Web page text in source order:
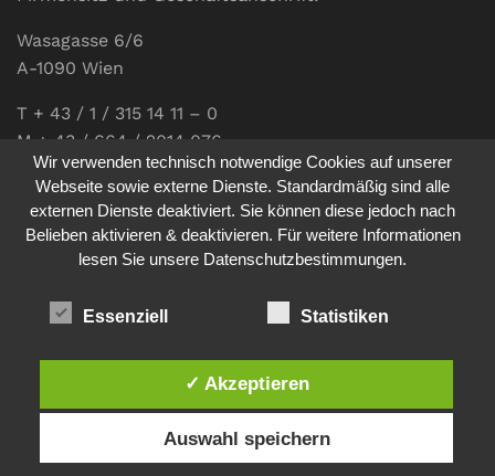
Wasagasse 6/6
A-1090 Wien
T + 43 / 1 / 315 14 11 – 0
M + 43 / 664 / 2014 076
E-Mail:office@communications.co.at
Homepage:www.communications.co.at
UID: ATU 811 196 56
Sabine Pöhacker MSc.
Datenschutz
Wir verwenden technisch notwendige Cookies auf unserer
Webseite sowie externe Dienste. Standardmäßig sind alle
externen Dienste deaktiviert. Sie können diese jedoch nach
Belieben aktivieren & deaktivieren. Für weitere Informationen
lesen Sie unsere Datenschutzbestimmungen.
Essenziell Statistiken
✓ Akzeptieren
Auswahl speichern